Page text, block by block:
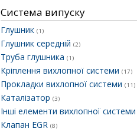
Система випуску
Глушник (1)
Глушник середній (2)
Труба глушника (1)
Кріплення вихлопної системи (17)
Прокладки вихлопної системи (11)
Каталізатор (3)
Інші елементи вихлопної системи
Клапан EGR (8)